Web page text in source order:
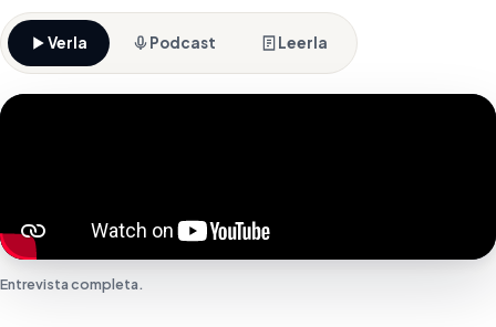
Verla Podcast Leerla
Entrevista completa.